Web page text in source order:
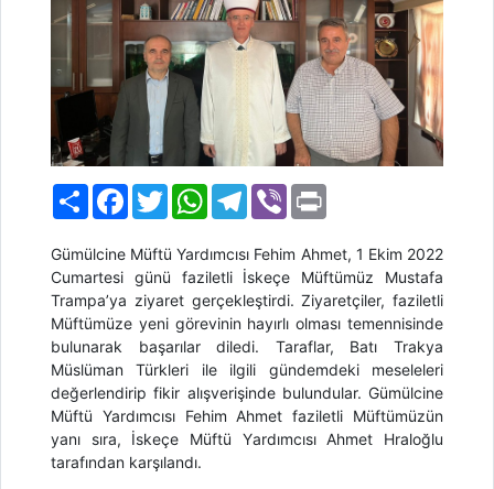
PaylaşFacebook
TwitterWhatsAppTelegram
Viber
Gümülcine Müftü Yardımcısı Fehim Ahmet, 1 Ekim 2022
Cumartesi günü faziletli İskeçe Müftümüz Mustafa
Trampa’ya ziyaret gerçekleştirdi. Ziyaretçiler, faziletli
Müftümüze yeni görevinin hayırlı olması temennisinde
bulunarak başarılar diledi. Taraflar, Batı Trakya
Müslüman Türkleri ile ilgili gündemdeki meseleleri
değerlendirip fikir alışverişinde bulundular. Gümülcine
Müftü Yardımcısı Fehim Ahmet faziletli Müftümüzün
yanı sıra, İskeçe Müftü Yardımcısı Ahmet Hraloğlu
tarafından karşılandı.